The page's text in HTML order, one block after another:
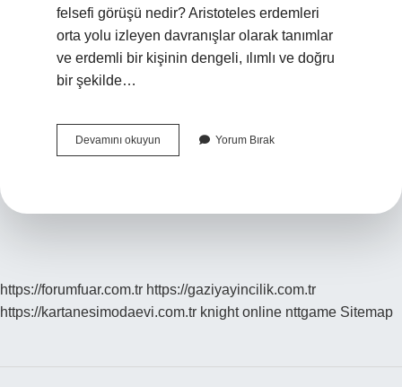
felsefi görüşü nedir? Aristoteles erdemleri
orta yolu izleyen davranışlar olarak tanımlar
ve erdemli bir kişinin dengeli, ılımlı ve doğru
bir şekilde…
Devamını okuyun Varoluşta
Dört
Yorum Bırak
https://forumfuar.com.tr https://gaziyayincilik.com.tr
https://kartanesimodaevi.com.tr knight online nttgame Sitemap